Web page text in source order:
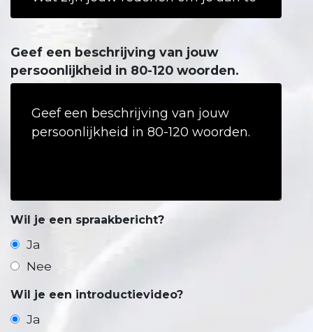
Geef een beschrijving van jouw
persoonlijkheid in 80-120 woorden.
Wil je een spraakbericht?
Ja
Nee
Wil je een introductievideo?
Ja